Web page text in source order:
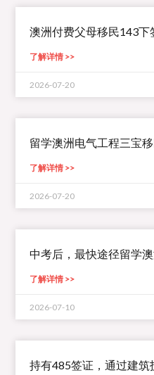
澳洲付费父母移民143下
了解详情 >>
2026-07-20
留学澳洲电气工程三宝
了解详情 >>
2026-07-20
中考后，最快途径留学
了解详情 >>
2026-07-10
持有485签证，通过建筑